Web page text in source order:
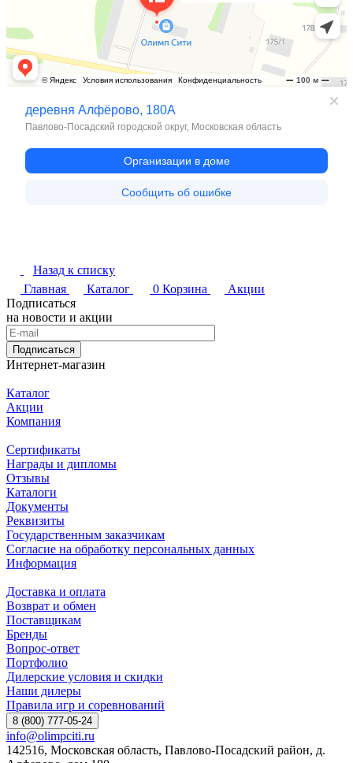
Назад к списку
Главная
Каталог 0 Корзина
Акции
Подписаться
на новости и акции
Подписаться
Интернет-магазин
Каталог
Акции
Компания
Сертификаты
Награды и дипломы
Отзывы
Каталоги
Документы
Реквизиты
Государственным заказчикам
Согласие на обработку персональных данных
Информация
Доставка и оплата
Возврат и обмен
Поставщикам
Бренды
Вопрос-ответ
Портфолио
Дилерские условия и скидки
Наши дилеры
Правила игр и соревнований
8 (800) 777-05-24
info@olimpciti.ru
142516, Московская область, Павлово-Посадский район, д.